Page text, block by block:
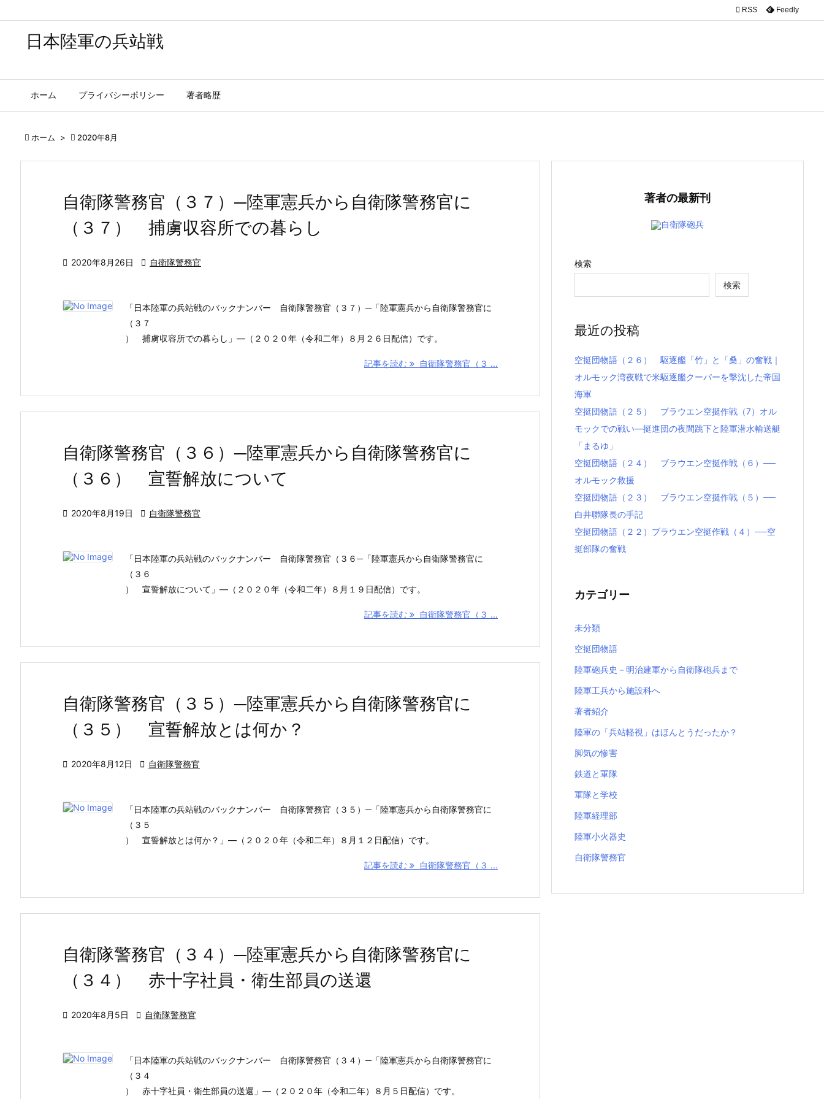
日本陸軍の兵站戦
ホーム プライバシーポリシー 著者略歴
 RSS Feedly
 ホーム >  2020年8月
自衛隊警務官（３７）─陸軍憲兵から自衛隊警務官に
（３７） 捕虜収容所での暮らし
 2020年8月26日  自衛隊警務官
「日本陸軍の兵站戦のバックナンバー 自衛隊警務官（３７）─「陸軍憲兵から自衛隊警務官に
（３７
） 捕虜収容所での暮らし」―（２０２０年（令和二年）８月２６日配信）です。
記事を読む 自衛隊警務官（３ ...
自衛隊警務官（３６）─陸軍憲兵から自衛隊警務官に
（３６） 宣誓解放について
 2020年8月19日  自衛隊警務官
「日本陸軍の兵站戦のバックナンバー 自衛隊警務官（３６─「陸軍憲兵から自衛隊警務官に
（３６
） 宣誓解放について」―（２０２０年（令和二年）８月１９日配信）です。
記事を読む 自衛隊警務官（３ ...
自衛隊警務官（３５）─陸軍憲兵から自衛隊警務官に
（３５） 宣誓解放とは何か？
 2020年8月12日  自衛隊警務官
「日本陸軍の兵站戦のバックナンバー 自衛隊警務官（３５）─「陸軍憲兵から自衛隊警務官に
（３５
） 宣誓解放とは何か？」―（２０２０年（令和二年）８月１２日配信）です。
記事を読む 自衛隊警務官（３ ...
自衛隊警務官（３４）─陸軍憲兵から自衛隊警務官に
（３４） 赤十字社員・衛生部員の送還
 2020年8月5日  自衛隊警務官
「日本陸軍の兵站戦のバックナンバー 自衛隊警務官（３４）─「陸軍憲兵から自衛隊警務官に
（３４
） 赤十字社員・衛生部員の送還」―（２０２０年（令和二年）８月５日配信）です。
著者の最新刊
自衛隊砲兵
検索
検索
最近の投稿
空挺団物語（２６） 駆逐艦「竹」と「桑」の奮戦｜
オルモック湾夜戦で米駆逐艦クーパーを撃沈した帝国
海軍
空挺団物語（２５） ブラウエン空挺作戦（7）オル
モックでの戦い―挺進団の夜間跳下と陸軍潜水輸送艇
「まるゆ」
空挺団物語（２４） ブラウエン空挺作戦（６）──
オルモック救援
空挺団物語（２３） ブラウエン空挺作戦（５）──
白井聯隊長の手記
空挺団物語（２２）ブラウエン空挺作戦（４）──空
挺部隊の奮戦
カテゴリー
未分類
空挺団物語
陸軍砲兵史－明治建軍から自衛隊砲兵まで
陸軍工兵から施設科へ
著者紹介
陸軍の「兵站軽視」はほんとうだったか？
脚気の惨害
鉄道と軍隊
軍隊と学校
陸軍経理部
陸軍小火器史
自衛隊警務官